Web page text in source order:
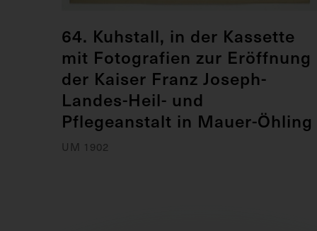
64. Kuhstall, in der Kassette
mit Fotografien zur Eröffnung
der Kaiser Franz Joseph-
Landes-Heil- und
Pflegeanstalt in Mauer-Öhling
UM 1902